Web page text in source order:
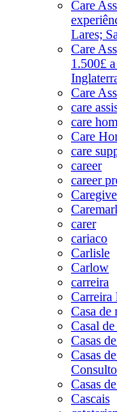
Care
Lares;
Care
1.500£
Care
care
care
Care
care
career
career
carer
cariaco
Carlisle
Carlow
carreira
Carreira
Casa de
Casal
Casas
Casas
Casas
Cascais